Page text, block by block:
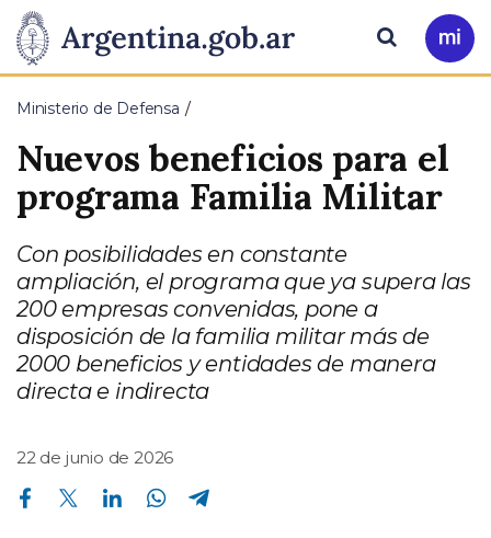
Presidencia
de
la
Nación
Pasar al contenido principal
Ir
a
Buscar
Ministerio de Defensa
Nuevos beneficios para el
programa Familia Militar
Con posibilidades en constante
ampliación, el programa que ya supera las
200 empresas convenidas, pone a
disposición de la familia militar más de
2000 beneficios y entidades de manera
directa e indirecta
22 de junio de 2026
Compartir en Facebook Compartir en Twitter Compartir en Linkedin Compartir en Whatsapp